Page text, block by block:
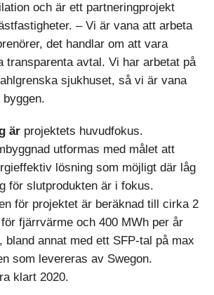
och är ett partneringprojekt
– Vi är vana att arbeta
det handlar om att vara
transparenta avtal. Vi har arbetat på
sjukhuset, så vi är vana
är projektets huvudfokus.
utformas med målet att
lösning som möjligt där låg
för slutprodukten är i fokus.
för projektet är beräknad till cirka 2
fjärrvärme och 400 MWh per år
bland annat med ett SFP-tal på max
som levereras av Swegon.
klart 2020.